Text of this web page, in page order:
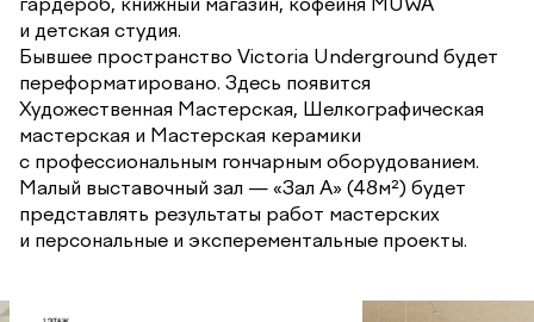
и детская студия.
Бывшее пространство Victoria Underground будет
переформатировано. Здесь появится
Художественная Мастерская, Шелкографическая
мастерская и Мастерская керамики
с профессиональным гончарным оборудованием.
Малый выставочный зал — «Зал А» (48м²) будет
представлять результаты работ мастерских
и персональные и эксперементальные проекты.